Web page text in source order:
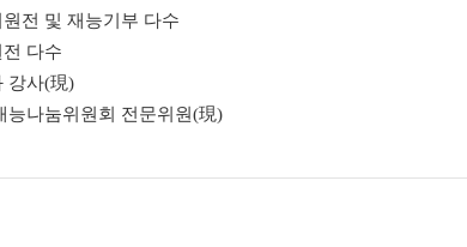
전 및 재능기부 다수
다수
강사(現)
능나눔위원회 전문위원(現)